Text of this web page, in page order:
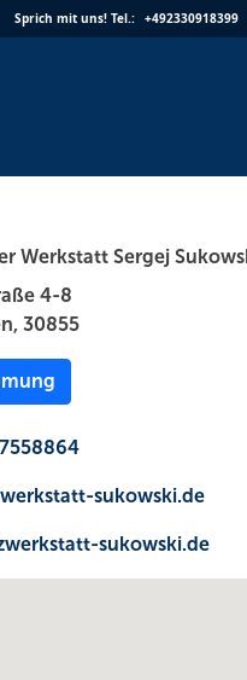
Sprich mit uns! Tel.: +492330918399
Werkstatt Sergej
4-8
30855
sukowski.de
sukowski.de